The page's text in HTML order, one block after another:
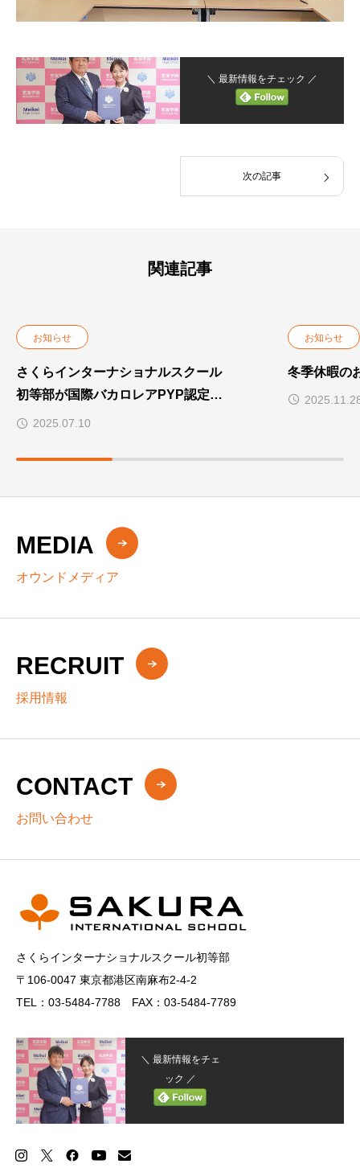
＼ 最新情報をチェック ／
次の記事
関連記事
お知らせ
さくらインターナショナルスクール
初等部が国際バカロレアPYP認定校
になりました
2025.07.10
お知らせ
冬季休暇の
MEDIA
オウンドメディア
RECRUIT
採用情報
CONTACT
お問い合わせ
さくらインターナショナルスクール初等部
〒106-0047 東京都港区南麻布2-4-2
TEL：03-5484-7788 FAX：03-5484-7789
＼ 最新情報をチェ
ック ／